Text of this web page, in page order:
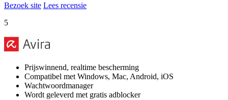
Bezoek site Lees recensie
5
Prijswinnend, realtime bescherming
Compatibel met Windows, Mac, Android, iOS
Wachtwoordmanager
Wordt geleverd met gratis adblocker